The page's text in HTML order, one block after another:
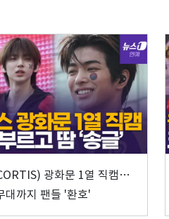
광화문 1열 직캠…
대까지 팬들 '환호'